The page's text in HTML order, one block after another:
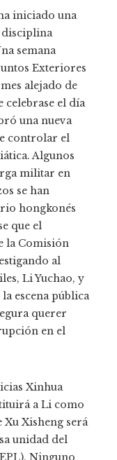
iniciado una
disciplina
semana
Exteriores
alejado de
celebrase el día
una nueva
controlar el
Algunos
militar en
se han
hongkonés
que el
la Comisión
al
Li Yuchao, y
escena pública
querer
en el
Xinhua
a Li como
Xu Xisheng será
unidad del
Ninguno